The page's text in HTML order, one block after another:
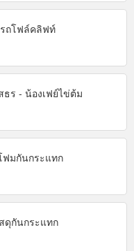
ถโฟล์คลิฟท์
ร - น้องเฟย์ไข่ต้ม
มกันกระแทก
กันกระแทก